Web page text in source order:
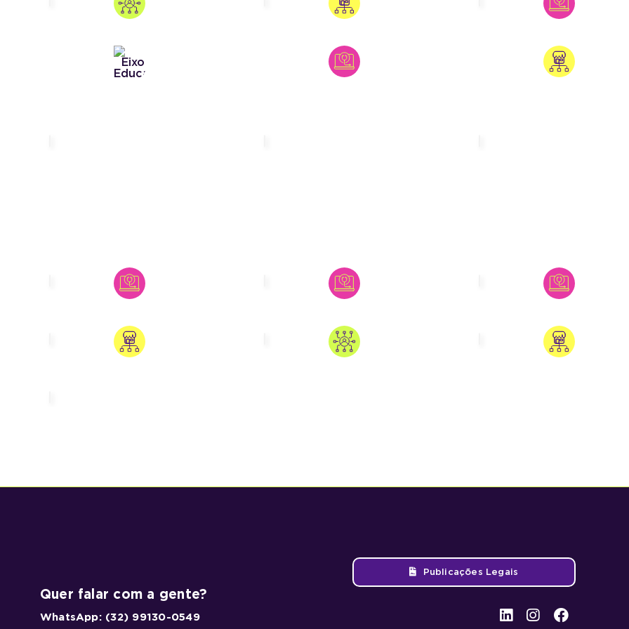
Quer falar com a gente?
WhatsApp: (32) 99130-0549
Publicações Legais